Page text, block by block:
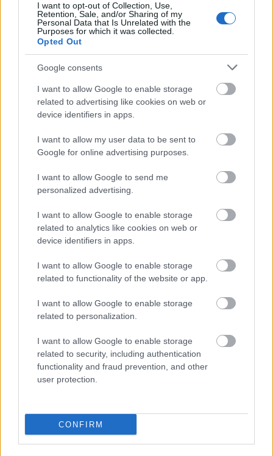
I want to opt-out of Collection, Use,
Retention, Sale, and/or Sharing of my
Personal Data that Is Unrelated with the
Purposes for which it was collected.
Opted Out
Google consents
I want to allow Google to enable storage
related to advertising like cookies on web or
device identifiers in apps.
I want to allow my user data to be sent to
Google for online advertising purposes.
I want to allow Google to send me
personalized advertising.
I want to allow Google to enable storage
related to analytics like cookies on web or
device identifiers in apps.
I want to allow Google to enable storage
related to functionality of the website or app.
I want to allow Google to enable storage
related to personalization.
I want to allow Google to enable storage
related to security, including authentication
functionality and fraud prevention, and other
user protection.
CONFIRM
- Nagyon örülök neki, ez az egyik legnagyobb és
legfontosabb lépés, ami a karrierem során velem
történt. Nagyra értékelem a bizalmukat. Ezen kívül
minden egyes alkalommal, mikor a stúdióba lépek,
dolgozom együtt. Olyan, mintha egy nagy családhoz
tartoznék. Minden nagyon gyorsan történik most
körülöttem, minden percben izgatott vagyok, mi
- És nem érzel nagyobb nyomást miatta?
- De, úgy érzem, sokkal keményebben kell
hozzáállnom mindenhez, fel kell készülnöm arra,
ami ezek után következik. Meg kell mutatnom
mindenkinek, hogy igenis megérdemlem a figyelmet,
hogy foglalkoznak velem. Viszont úgy gondolom,
hogy nyomás alatt sokkal jobban teljesít az ember, a
maximumot hozza ki magából.
pedig egy roppant egzotikus tájon játszódik. Mesélj
kérlek kicsit a forgatásról!
- A klipet két helyszínen vettük fel. Az egyik
Barcelona volt, januárban, szóval bármennyire is
forrónak tűnik a videó, a valóságban négy fok volt. A
másik helyszín pedig Costa Rica, a világ másik fele.
magam vagyok.
- Valóban elég sokat mutatsz magadból: mivel ez egy